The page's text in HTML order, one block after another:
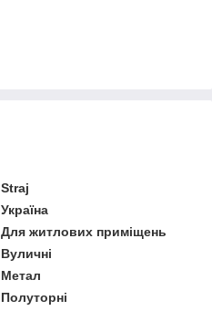
Straj
Україна
Для житлових приміщень
Вуличні
Метал
Полуторні